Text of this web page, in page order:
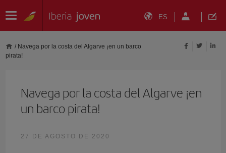
ES
/ Navega por la costa del Algarve ¡en un barco
pirata!
Navega por la costa del Algarve ¡en
un barco pirata!
27 DE AGOSTO DE 2020